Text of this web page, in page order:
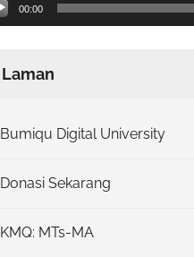
00:00
Laman
Bumiqu Digital University
Donasi Sekarang
KMQ: MTs-MA